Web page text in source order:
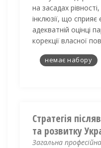
на засадах
інклюзії, що сприяє
адекватній оцінці
корекції власної
немає набору
Стратегія
та розвитку
Загальна